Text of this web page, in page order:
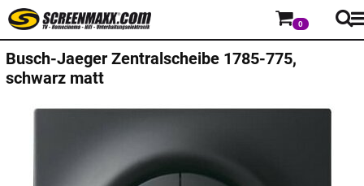
0
Busch-Jaeger Zentralscheibe 1785-775,
schwarz matt